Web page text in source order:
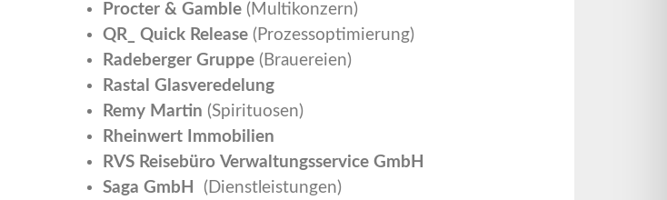
Procter & Gamble (Multikonzern)
QR_ Quick Release (Prozessoptimierung)
Radeberger Gruppe (Brauereien)
Rastal Glasveredelung
Remy Martin (Spirituosen)
Rheinwert Immobilien
RVS Reisebüro Verwaltungsservice GmbH
Saga GmbH
(Dienstleistungen)